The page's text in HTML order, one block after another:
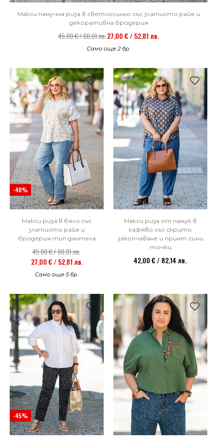
Макси памучна риза в светлосиньо със златисто райе и
декоративна бродерия
45,00 € / 88,01 лв.27,00 € / 52,81 лв.
Само още 2 бр.
-40%
Макси риза в бяло със
златисто райе и
бродерия тип дантела
45,00 € / 88,01 лв.
27,00 € / 52,81 лв.
Само още 5 бр.
Макси риза от памук в
кафяво със скрито
закопчаване и принт сини
точки
42,00 € / 82,14 лв.
-45%